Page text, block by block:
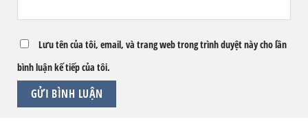
Lưu tên của tôi, email, và trang web trong trình duyệt này cho lần
bình luận kế tiếp của tôi.